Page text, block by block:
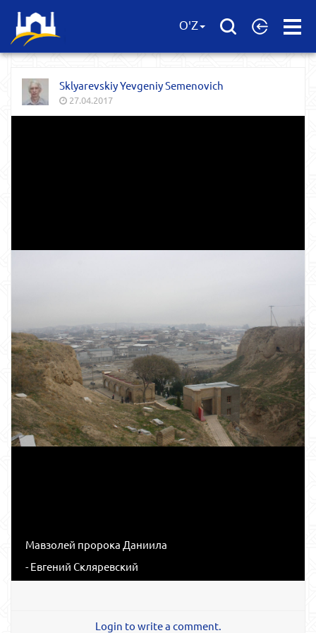
Open
O'Z
Sklyarevskiy Yevgeniy Semenovich
27.04.2017
Мавзолей пророка Даниила
- Евгений Скляревский
Login to write a comment.